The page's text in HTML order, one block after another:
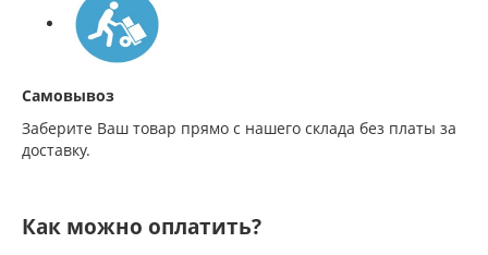
Самовывоз
Заберите Ваш товар прямо с нашего склада без платы за
доставку.
Как можно оплатить?